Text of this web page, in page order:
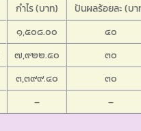
กำไร (บาท)
ปันผลร้อยละ (บ
๑,๕๐๘.๐๐
๔๐
๗,๙๒๒.๕๐
๓๐
๓,๓๙๙.๔๐
๓๐
– –